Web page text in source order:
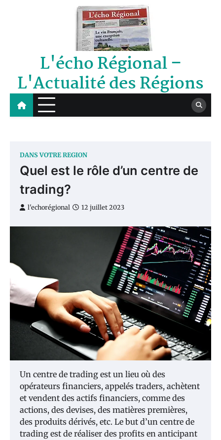
L'écho Régional –
L'Actualité des Régions
DANS VOTRE REGION
Quel est le rôle d’un centre de
trading?
l'echorégional 12 juillet 2023
Un centre de trading est un lieu où des
opérateurs financiers, appelés traders, achètent
et vendent des actifs financiers, comme des
actions, des devises, des matières premières,
des produits dérivés, etc. Le but d’un centre de
trading est de réaliser des profits en anticipant